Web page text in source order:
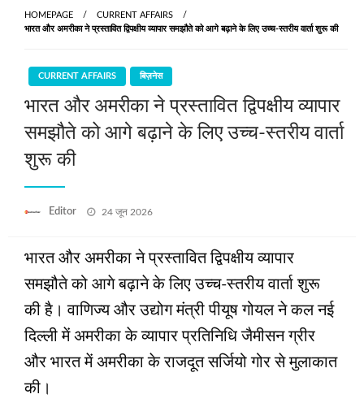
HOMEPAGE
CURRENT AFFAIRS
भारत और अमरीका ने प्रस्तावित द्विपक्षीय व्यापार समझौते को आगे बढ़ाने के लिए उच्च-स्तरीय वार्ता शुरू की
CURRENT AFFAIRS बिज़नेस
भारत और अमरीका ने प्रस्तावित द्विपक्षीय व्यापार
समझौते को आगे बढ़ाने के लिए उच्च-स्तरीय वार्ता
शुरू की
Editor
Posted
24 जून 2026
भारत और अमरीका ने प्रस्तावित द्विपक्षीय व्यापार
समझौते को आगे बढ़ाने के लिए उच्च-स्तरीय वार्ता शुरू
की है। वाणिज्‍य और उद्योग मंत्री पीयूष गोयल ने कल नई
दिल्‍ली में अमरीका के व्यापार प्रतिनिधि जैमीसन ग्रीर
और भारत में अमरीका के राजदूत सर्जियो गोर से मुलाकात
की।